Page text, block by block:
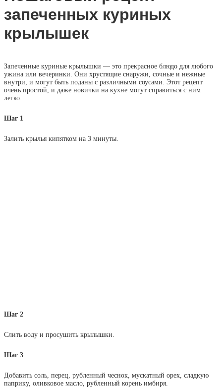
запеченных куриных
крылышек
Запеченные куриные крылышки — это прекрасное блюдо для любого
ужина или вечеринки. Они хрустящие снаружи, сочные и нежные
внутри, и могут быть поданы с различными соусами. Этот рецепт
очень простой, и даже новички на кухне могут справиться с ним
легко.
Шаг 1
Залить крылья кипятком на 3 минуты.
Шаг 2
Слить воду и просушить крылышки.
Шаг 3
Добавить соль, перец, рубленный чеснок, мускатный орех, сладкую
паприку, оливковое масло, рубленный корень имбиря.